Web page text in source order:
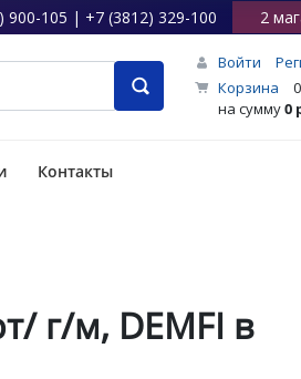
900-105 | +7 (3812) 329-100 2
Войти
Корзина
на сумму0
Контакты
г/м, DEMFI в